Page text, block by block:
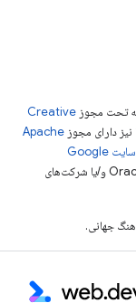
تحت مجوز Creative
دارای مجوز Apache
خطمشی‌های سایت Google
مراجعه کنید. جاوا علامت تجاری ثبت‌شده Oracle و/یا شرکت‌های